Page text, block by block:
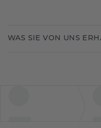
WAS SIE VON UNS